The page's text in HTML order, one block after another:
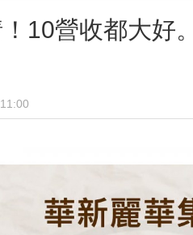
10營收都大好